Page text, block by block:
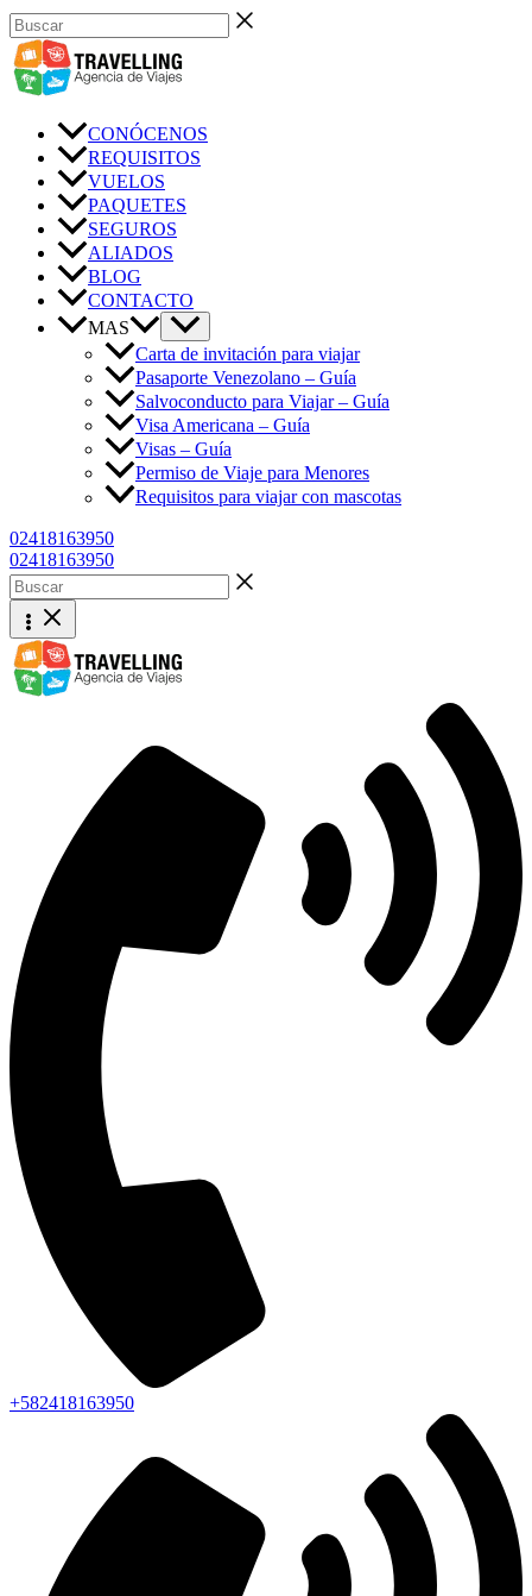
Ir
al
contenido
Buscar
CONÓCENOS
REQUISITOS
VUELOS
PAQUETES
SEGUROS
ALIADOS
BLOG
CONTACTO
MAS
Carta de invitación para viajar
Pasaporte Venezolano – Guía
Salvoconducto para Viajar – Guía
Visa Americana – Guía
Visas – Guía
Permiso de Viaje para Menores
Requisitos para viajar con mascotas
02418163950
02418163950
Buscar
+582418163950